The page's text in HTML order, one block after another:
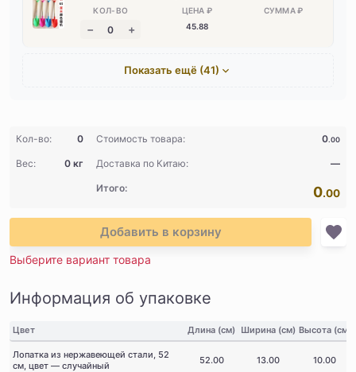
45.88
Показать ещё (41)
Кол-во: 0 Стоимость товара: 0.00
Вес: 0 кг Доставка по Китаю: —
Итого: 0.00
Добавить в корзину
Выберите вариант товара
Информация об упаковке
Цвет Длина (см) Ширина (см) Высота (см)
Лопатка из нержавеющей стали, 52
см, цвет — случайный
52.00 13.00 10.00